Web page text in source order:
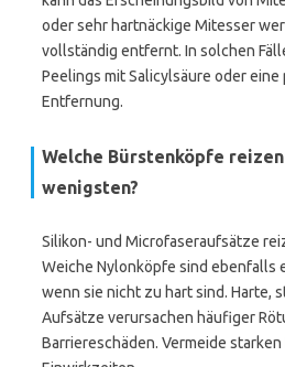
oder sehr hartnäckige Mitesser
vollständig entfernt. In solchen
Peelings mit Salicylsäure oder
Entfernung.
Welche Bürstenköpfe
wenigsten?
Silikon- und Microfaseraufsätze
Weiche Nylonköpfe sind ebenfalls
wenn sie nicht zu hart sind. Harte,
Aufsätze verursachen häufiger
Barriereschäden. Vermeide